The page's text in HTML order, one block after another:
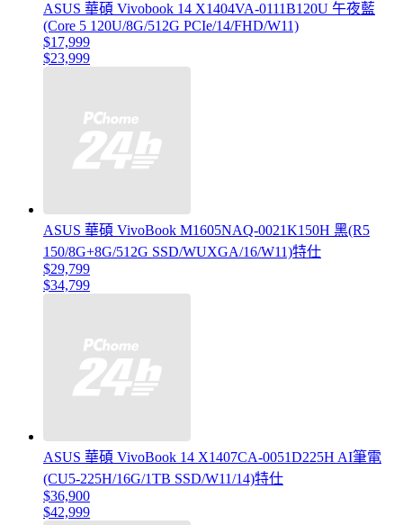
ASUS 華碩 Vivobook 14 X1404VA-0111B120U 午夜藍
(Core 5 120U/8G/512G PCIe/14/FHD/W11)
$17,999
$23,999
ASUS 華碩 VivoBook M1605NAQ-0021K150H 黑(R5
150/8G+8G/512G SSD/WUXGA/16/W11)特仕
$29,799
$34,799
ASUS 華碩 VivoBook 14 X1407CA-0051D225H AI筆電
(CU5-225H/16G/1TB SSD/W11/14)特仕
$36,900
$42,999